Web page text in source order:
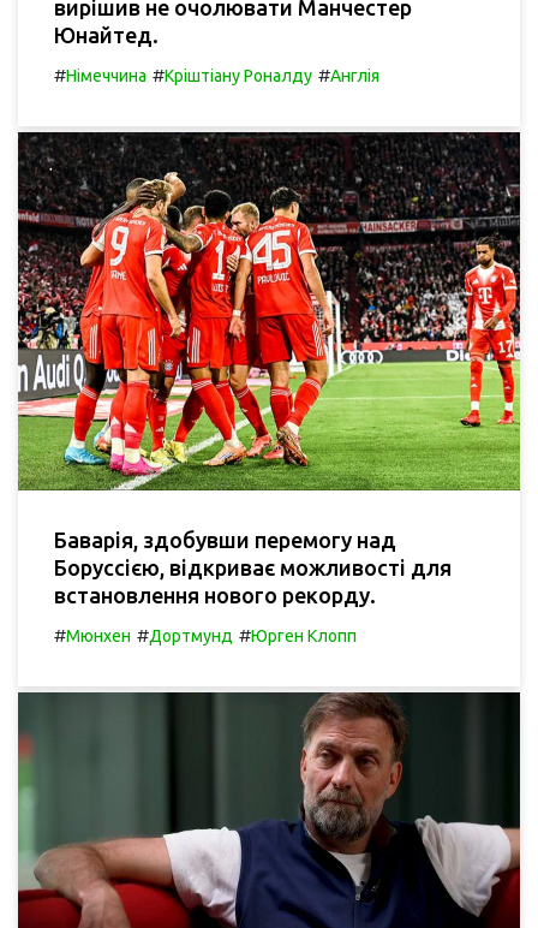
вирішив не очолювати Манчестер
Юнайтед.
#Німеччина #Кріштіану Роналду #Англія
Баварія, здобувши перемогу над
Боруссією, відкриває можливості для
встановлення нового рекорду.
#Мюнхен #Дортмунд #Юрген Клопп